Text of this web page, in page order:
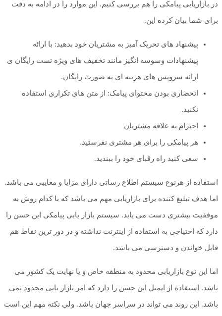
در بازاریابی پیامکی را هم بررسی کنیم. این موارد را در ادامه به دقت
برای شما بیان کرده این.
پیشنهاد های تحریک آمیز به مشتریان خود بدهید: با ارائه
پیشنهادات وسوسه انگیز مانند تخفیف های ویژه تست رایگان ی
ارائه سرویس های هزینه ای به صورت رایگان.
انحصاری بودن محتوای پیامک: از متن های تکراری استفاده
نکنید.
احترام به علاقه مشتریان
هر پیامکی را برای هر مشتری نفرستید.
سعی کنید راه رقبای خود را ببندید.
استفاده از هرنوع سیستم اطلاع رساتی دارای مزایا و معایبی می باشد.
اما هدف تبلیغ کننده برای بازاریابی مهم می باشد که با کدام روش به
موفقیت بیشتری دست می‌ یابد. سیستم بازار یابی پیامکی این حسن را
دارد که احتیاجی به استفاده از اینترنت نداشته و در دور ترین نقاط هم
قابل خواندن و دسترسی می باشد.
اما این نوع بازاریابی محدود به منطقه خاص و یا نهایت یک کشور می
باشد. استفاده از ایمیل این حسن را دارد که امر بازار یابی محدود نمی
باشد. این روند می تواند در سراسر جهان باشد. ولی نکته مهم این است